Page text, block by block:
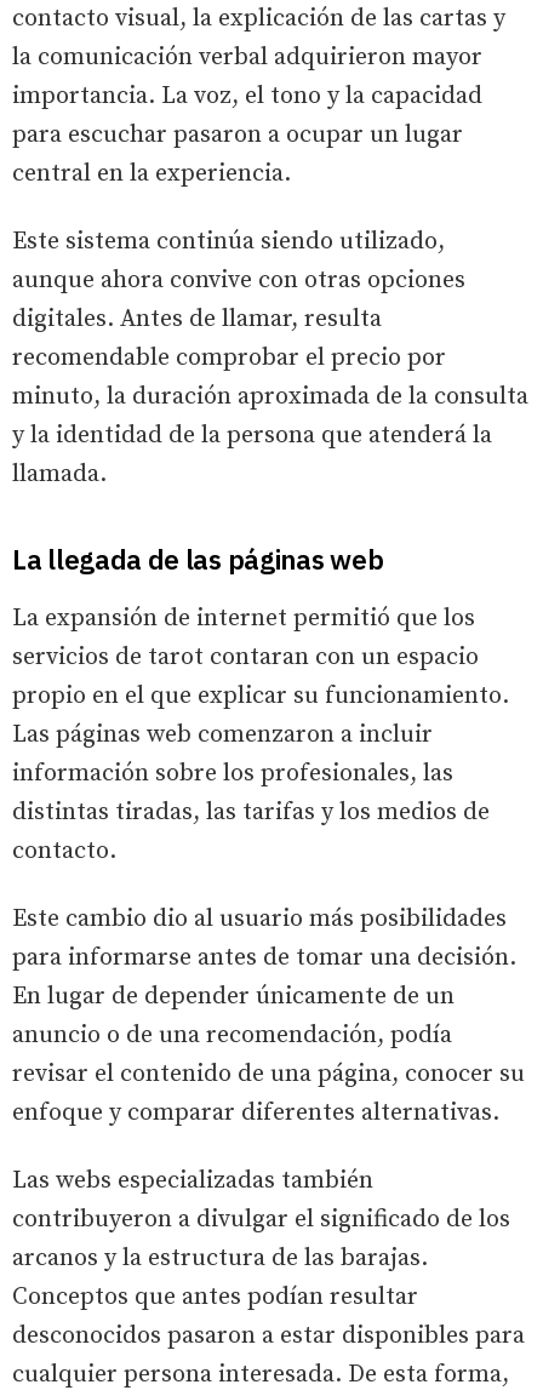
contacto visual, la explicación de las cartas y
la comunicación verbal adquirieron mayor
importancia. La voz, el tono y la capacidad
para escuchar pasaron a ocupar un lugar
central en la experiencia.
Este sistema continúa siendo utilizado,
aunque ahora convive con otras opciones
digitales. Antes de llamar, resulta
recomendable comprobar el precio por
minuto, la duración aproximada de la consulta
y la identidad de la persona que atenderá la
llamada.
La llegada de las páginas web
La expansión de internet permitió que los
servicios de tarot contaran con un espacio
propio en el que explicar su funcionamiento.
Las páginas web comenzaron a incluir
información sobre los profesionales, las
distintas tiradas, las tarifas y los medios de
contacto.
Este cambio dio al usuario más posibilidades
para informarse antes de tomar una decisión.
En lugar de depender únicamente de un
anuncio o de una recomendación, podía
revisar el contenido de una página, conocer su
enfoque y comparar diferentes alternativas.
Las webs especializadas también
contribuyeron a divulgar el significado de los
arcanos y la estructura de las barajas.
Conceptos que antes podían resultar
desconocidos pasaron a estar disponibles para
cualquier persona interesada. De esta forma,